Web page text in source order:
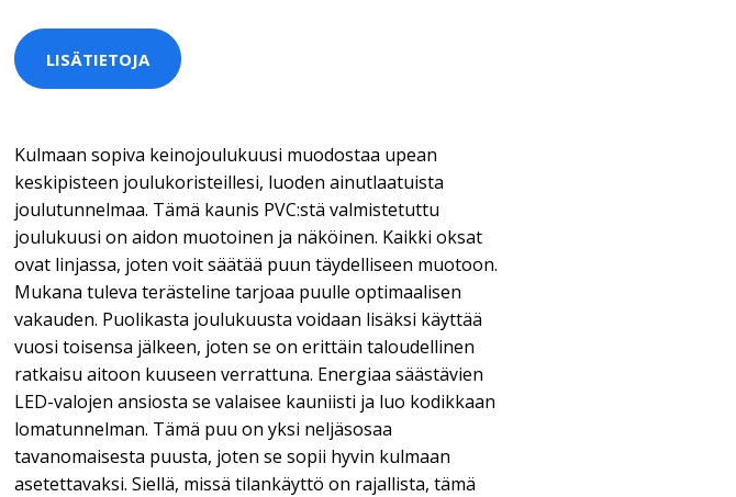
LISÄTIETOJA
Kulmaan sopiva keinojoulukuusi muodostaa upean
keskipisteen joulukoristeillesi, luoden ainutlaatuista
joulutunnelmaa. Tämä kaunis PVC:stä valmistetuttu
joulukuusi on aidon muotoinen ja näköinen. Kaikki oksat
ovat linjassa, joten voit säätää puun täydelliseen muotoon.
Mukana tuleva terästeline tarjoaa puulle optimaalisen
vakauden. Puolikasta joulukuusta voidaan lisäksi käyttää
vuosi toisensa jälkeen, joten se on erittäin taloudellinen
ratkaisu aitoon kuuseen verrattuna. Energiaa säästävien
LED-valojen ansiosta se valaisee kauniisti ja luo kodikkaan
lomatunnelman. Tämä puu on yksi neljäsosaa
tavanomaisesta puusta, joten se sopii hyvin kulmaan
asetettavaksi. Siellä, missä tilankäyttö on rajallista, tämä